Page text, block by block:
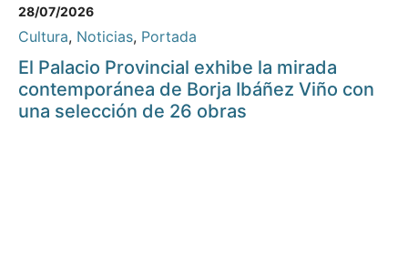
28/07/2026
Cultura, Noticias, Portada
El Palacio Provincial exhibe la mirada
contemporánea de Borja Ibáñez Viño con
una selección de 26 obras